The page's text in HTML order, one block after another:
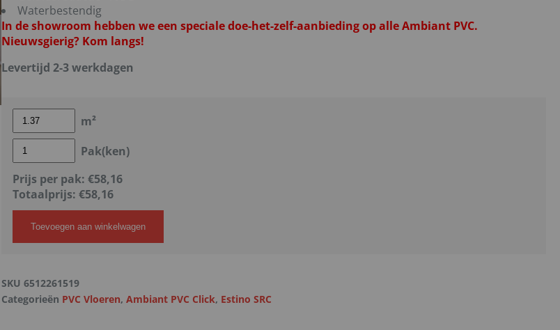
Waterbestendig
In de showroom hebben we een speciale doe-het-zelf-aanbieding op alle Ambiant PVC.
Nieuwsgierig? Kom langs!
Levertijd 2-3 werkdagen
m²
Pak(ken)
Prijs per pak: €58,16
Totaalprijs: €58,16
Toevoegen aan winkelwagen
SKU 6512261519
Categorieën PVC Vloeren, Ambiant PVC Click, Estino SRC